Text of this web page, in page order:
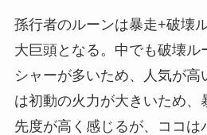
孫行者のルーンは暴走+破壊
大巨頭となる。中でも破壊ル
シャーが多いため、人気が高
は初動の火力が大きいため、
先度が高く感じるが、ココは